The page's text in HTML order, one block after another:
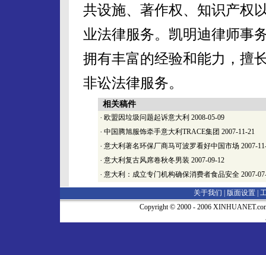
共设施、著作权、知识产权
业法律服务。凯明迪律师事
拥有丰富的经验和能力，擅
非讼法律服务。
相关稿件
· 欧盟因垃圾问题起诉意大利 2008-05-09
· 中国腾旭服饰牵手意大利TRACE集团 2007-11-21
· 意大利著名环保厂商马可波罗看好中国市场 2007-
· 意大利复古风席卷秋冬男装 2007-09-12
· 意大利：成立专门机构确保消费者食品安全 2007-
关于我们 | 版面设置
Copyright © 2000 - 2006